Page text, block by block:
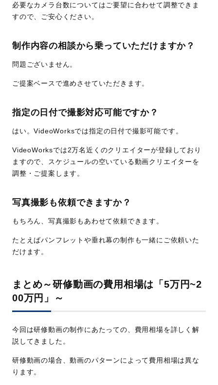
必要なカメラ台数についてはご要望に合わせて調整できま
すので、ご安心ください。
制作内容の相談から乗っていただけますか？
問題ございません。
ご提案ベースで進めさせていただきます。
指定の日付で撮影対応可能ですか？
はい。VideoWorksでは指定の日付で撮影可能です。
VideoWorksでは2万名近くのクリエイターが登録しており
ますので、スケジュールの空いている動画クリエイターを
調整・ご提案します。
写真撮影も依頼できますか？
もちろん、写真撮影もあわせて依頼できます。
たとえばパンフレットや垂れ幕の制作も一緒にご依頼いた
だけます。
まとめ～研修動画の費用相場は「5万円~2
00万円」～
今回は研修動画の制作にあたっての、費用相場を詳しく解
説してきました。
研修動画の場合、動画のパターンによって費用相場は異な
ります。